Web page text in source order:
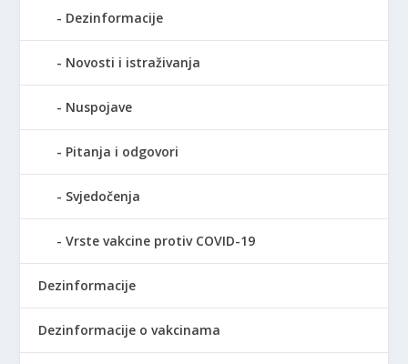
Dezinformacije
Novosti i istraživanja
Nuspojave
Pitanja i odgovori
Svjedočenja
Vrste vakcine protiv COVID-19
Dezinformacije
Dezinformacije o vakcinama